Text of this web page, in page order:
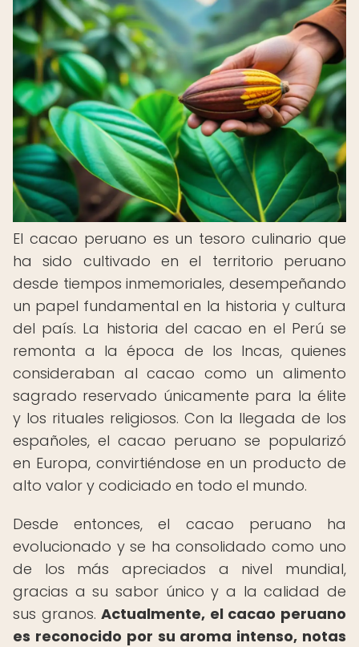
El cacao peruano es un tesoro culinario que
ha sido cultivado en el territorio peruano
desde tiempos inmemoriales, desempeñando
un papel fundamental en la historia y cultura
del país. La historia del cacao en el Perú se
remonta a la época de los Incas, quienes
consideraban al cacao como un alimento
sagrado reservado únicamente para la élite
y los rituales religiosos. Con la llegada de los
españoles, el cacao peruano se popularizó
en Europa, convirtiéndose en un producto de
alto valor y codiciado en todo el mundo.
Desde entonces, el cacao peruano ha
evolucionado y se ha consolidado como uno
de los más apreciados a nivel mundial,
gracias a su sabor único y a la calidad de
sus granos.Actualmente, el cacao peruano
es reconocido por su aroma intenso, notas